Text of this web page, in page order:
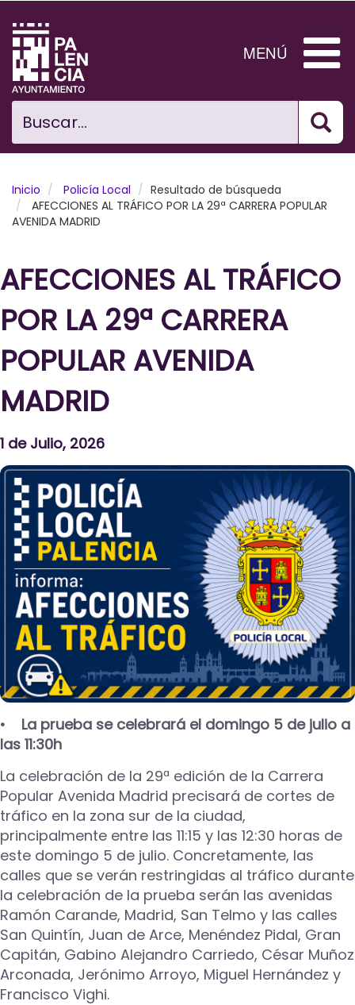
contenido
principal
Buscar...
MENÚ
Ciudad
El Ayuntamiento
Noticias
Planificación Ciudad
Tramita
Inicio Policía Local
Resultado de búsqueda
AFECCIONES AL TRÁFICO POR LA 29ª CARRERA POPULAR
AVENIDA MADRID
AFECCIONES AL TRÁFICO
POR LA 29ª CARRERA
POPULAR AVENIDA
MADRID
1 de Julio, 2026
• La prueba se celebrará el domingo 5 de julio a
las 11:30h
La celebración de la 29ª edición de la Carrera
Popular Avenida Madrid precisará de cortes de
tráfico en la zona sur de la ciudad,
principalmente entre las 11:15 y las 12:30 horas de
este domingo 5 de julio. Concretamente, las
calles que se verán restringidas al tráfico durante
la celebración de la prueba serán las avenidas
Ramón Carande, Madrid, San Telmo y las calles
San Quintín, Juan de Arce, Menéndez Pidal, Gran
Capitán, Gabino Alejandro Carriedo, César Muñoz
Arconada, Jerónimo Arroyo, Miguel Hernández y
Francisco Vighi.